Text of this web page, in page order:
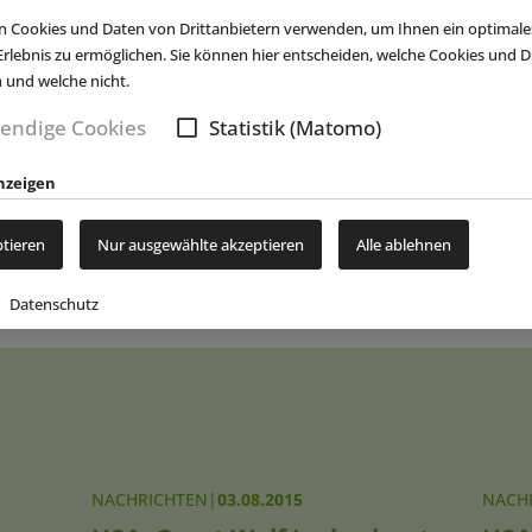
Cookies und Daten von Drittanbietern verwenden, um Ihnen ein
zu ermöglichen. Sie können hier entscheiden, welche Cookies und
und welche nicht.
Cookies Statistik (Matomo)
Nur ausgewählte akzeptieren Alle ablehnen
Datenschutz
unser geschätztes, unverwechselbares Erlebnisangebot
Officer von Great Wolf Resorts. Er ergänzte: „Dank der
Tribal Nationund unsere Aktionäre, Blackstone und
in der Nordost-Region eröffnen zu können und damit
Mountains und Neuengland zu ergänzen. Wir freuen uns, mit
für dieses Resort zu geben und zum Wachstum und
(eap)
NACHRICHTEN |03.08.2015